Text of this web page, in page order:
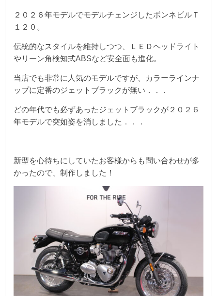
２０２６年モデルでモデルチェンジしたボンネビルＴ
１２０。
伝統的なスタイルを維持しつつ、ＬＥＤヘッドライト
やリーン角検知式ABSなど安全面も進化。
当店でも非常に人気のモデルですが、カラーラインナ
ップに定番のジェットブラックが無い．．．
どの年代でも必ずあったジェットブラックが２０２６
年モデルで突如姿を消しました．．．
新型を心待ちにしていたお客様からも問い合わせが多
かったので、制作しました！